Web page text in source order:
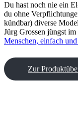
Du hast noch nie ein
du ohne
kündbar) diverse
Jürg Grossen jüngst
Menschen, einfach
Zur